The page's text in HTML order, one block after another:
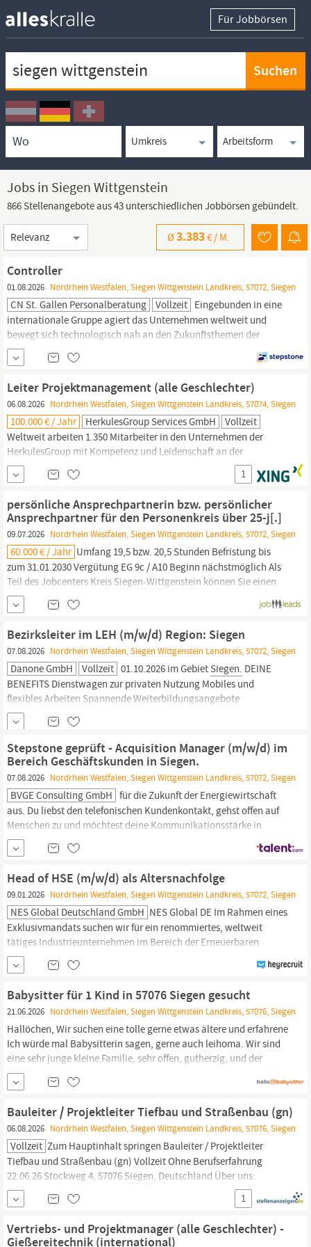
Für Jobbörsen
Ortssuche
Umkreissuche
Arbeitsform
Jobs in Siegen Wittgenstein
866 Stellenangebote aus 43 unterschiedlichen Jobbörsen gebündelt.
Sortierung
Ø3.383€ / M.
Controller
01.08.2026 Nordrhein Westfalen, Siegen Wittgenstein Landkreis, 57072, Siegen
CN St. Gallen Personalberatung Vollzeit Eingebunden in eine
internationale Gruppe agiert das Unternehmen weltweit und
bewegt sich technologisch nah an den Zukunftsthemen der
Industrie. Für eine Schlüsselfunktion im kaufmännischen Bereich
wird für den Hauptsitz im Großraum
eine fachlich und
Konsolidierung, Kommentierung und
Leiter Projektmanagement (alle Geschlechter)
06.08.2026 Nordrhein Westfalen, Siegen Wittgenstein Landkreis, 57074, Siegen
100.000 € / Jahr HerkulesGroup Services GmbH
Vollzeit
Weltweit arbeiten 1.350 Mitarbeiter in den Unternehmen der
HerkulesGroup mit Kompetenz und Leidenschaft an der
Entwicklung und Produktion innovativer
Großwerkzeugmaschinen. Ob Schleifen, Texturieren, Drehen,
inhabergeführten Gruppe mit Produktions- und Servicestandorten
in Deutschland, Indien, China und den USA...
1
persönliche Ansprechpartnerin bzw. persönlicher
Ansprechpartner für den Personenkreis über 25-j[.]
09.07.2026 Nordrhein Westfalen, Siegen Wittgenstein Landkreis, 57072, Siegen
60.000 € / Jahr Umfang 19,5 bzw. 20,5 Stunden Befristung bis
zum 31.01.2030 Vergütung EG 9c / A10 Beginn nächstmöglich Als
Teil des Jobcenters Kreis Siegen‑Wittgenstein können Sie einen
maßgeblichen Beitrag zur individuellen Integration von
Arbeitsuchenden leisten, indem Sie individuelle Potenziale
erkennen und fördern, und als zentrale Kontaktperson und
Begleiterin...
Bezirksleiter im LEH (m/w/d) Region: Siegen
07.08.2026 Nordrhein Westfalen, Siegen Wittgenstein Landkreis, 57072, Siegen
Danone GmbH Vollzeit 01.10.2026 im Gebiet Siegen. DEINE
BENEFITS Dienstwagen zur privaten Nutzung Mobiles und
flexibles Arbeiten Spannende Weiterbildungsangebote
Betriebliche Altersvorsorge Pick & Choose aus den Kategorien:
Health, Versicherungen, Kinderbetreuung und mehr!
Stepstone geprüft - Acquisition Manager (m/w/d) im
Bereich Geschäftskunden in Siegen.
07.08.2026 Nordrhein Westfalen, Siegen Wittgenstein Landkreis, 57072, Siegen
BVGE Consulting GmbH für die Zukunft der Energiewirtschaft
aus. Du liebst den telefonischen Kundenkontakt, gehst offen auf
Menschen zu und möchtest deine Kommunikationsstärke in
einem dynamischen Umfeld einbringen? Zusammen mit uns
gestaltest du am Arbeitsort
als Acquisition Manager
(m/w/d) die Energiewelt neu! Original Stellenanzeige auf
StepStone.de bit.ly/4w2X7RC...
Head of HSE (m/w/d) als Altersnachfolge
09.01.2026 Nordrhein Westfalen, Siegen Wittgenstein Landkreis, 57072, Siegen
NES Global Deutschland GmbH NES Global DE Im Rahmen eines
Exklusivmandats suchen wir für ein renommiertes, weltweit
tätiges Industrieunternehmen im Bereich der Erneuerbaren
Energien eine erfahrene Führungspersönlichkeit als Head of HSE
(m/w/d) in unbefristeter Festanstellung.Der Hauptsitz des
Babysitter für 1 Kind in 57076 Siegen gesucht
21.06.2026 Nordrhein Westfalen, Siegen Wittgenstein Landkreis, 57076, Siegen
Hallöchen, Wir suchen eine tolle gerne etwas ältere und erfahrene
Ich würde mal Babysitterin sagen, gerne auch leihoma. Wir sind
eine sehr junge kleine Familie, sehr offen, gutherzig, und der
eigenen Familie leider zu weit weg. +++ Details: +++ Tagesmutter:
Nein
Bauleiter / Projektleiter Tiefbau und Straßenbau (gn)
06.08.2026 Nordrhein Westfalen, Siegen Wittgenstein Landkreis, 57076, Siegen
Vollzeit Zum Hauptinhalt springen Bauleiter / Projektleiter
Tiefbau und Straßenbau (gn) Vollzeit Ohne Berufserfahrung
22.06.26 Stockweg 4, 57076 Siegen, Deutschland Über uns:
Erfahren! Die Hundhausen-Gruppe baut auf über 125 Jahre
Erfahrung, 330 qualifizierte Mitarbeiter und fünf modern
1
Vertriebs- und Projektmanager (alle Geschlechter) -
Gießereitechnik (international)